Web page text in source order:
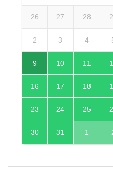
26 27 28
2 3 4
9 10 11
16 17 18
23 24 25
30 31 1